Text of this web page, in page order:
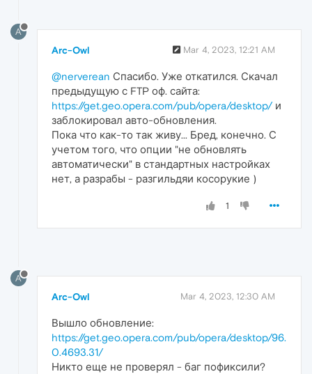
A
Arc-Owl Mar 4, 2023, 12:21 AM
@nerverean Спасибо. Уже откатился. Скачал
предыдущую с FTP оф. сайта:
https://get.geo.opera.com/pub/opera/desktop/и
заблокировал авто-обновления.
Пока что как-то так живу... Бред, конечно. С
учетом того, что опции "не обновлять
автоматически" в стандартных настройках
нет, а разрабы - разгильдяи косорукие )
1
A
Arc-Owl Mar 4, 2023, 12:30 AM
Вышло обновление:
https://get.geo.opera.com/pub/opera/desktop/96.
0.4693.31/
Никто еще не проверял - баг пофиксили?